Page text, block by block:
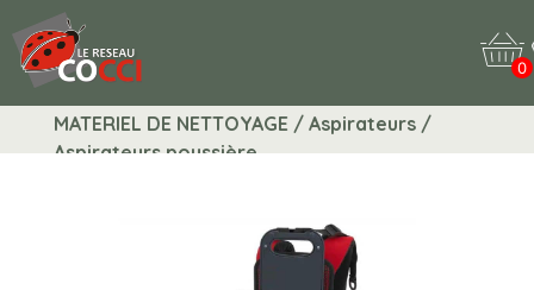
0
MATERIEL DE NETTOYAGE / Aspirateurs /
Aspirateurs poussière